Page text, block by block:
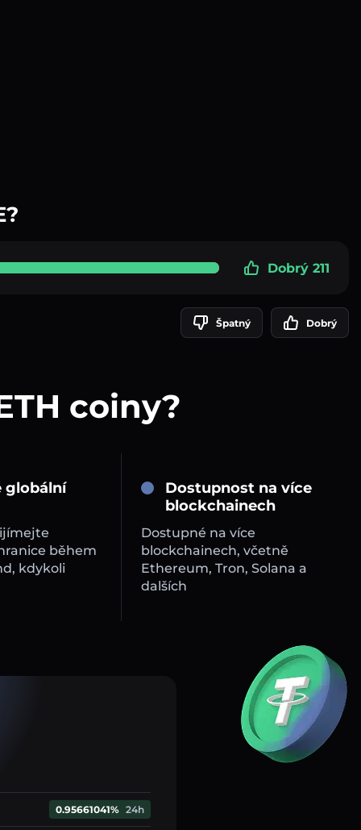
Dobrý 211
Špatný Dobrý
coiny?
globální
během
kdykoli
Dostupnost na více
blockchainech
Dostupné na více
blockchainech, včetně
Ethereum, Tron, Solana a
dalších
0.95661041% 24h